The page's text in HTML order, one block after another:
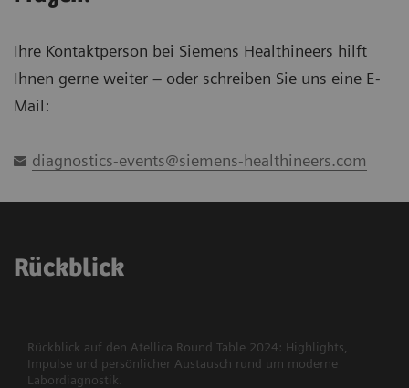
Ihre Kontaktperson bei Siemens Healthineers hilft
Ihnen gerne weiter – oder schreiben Sie uns eine E-
Mail:
diagnostics-events@siemens-healthineers.com
Rückblick
Rückblick auf den Atellica Round Table 2024: Highlights,
Impulse und persönlicher Austausch rund um moderne
Labordiagnostik.